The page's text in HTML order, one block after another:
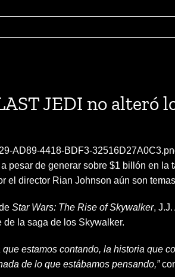
JEDI no alteró
pesar de generar sobre $1 billón en la
el director Rian Johnson aún son
Star Wars: The Rise of Skywalker,
de la saga de los Skywalker.
que estamos contando, la historia que
de lo que estábamos pensando,”